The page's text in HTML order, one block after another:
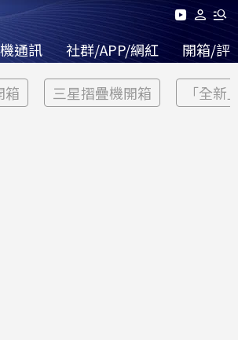
通訊 社群/APP/網紅 開箱/評
箱 三星摺疊機開箱 「全新